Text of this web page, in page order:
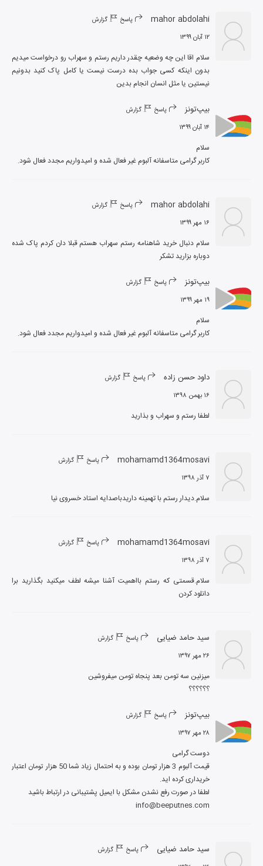
mahor abdolahi پاسخ گزارش
۱۲ آبان ۱۳۹۹
نیستین یا مثل انسان انجام بدین
بیپ‌تونز پاسخ گزارش
۱۴ آبان ۱۳۹۹
کاربر گرامی متاسفانه آلبوم غیر فعال شده و امیدواریم مجدد فعال شود.
mahor abdolahi پاسخ گزارش
۱۶ مهر ۱۳۹۹
دوباره بزارید تشکر
بیپ‌تونز پاسخ گزارش
۱۹ مهر ۱۳۹۹
کاربر گرامی متاسفانه آلبوم غیر فعال شده و امیدواریم مجدد فعال شود.
داود حسن زاده پاسخ گزارش
۱۶ بهمن ۱۳۹۸
لطفا رستم و سهراب و بذارید
mohamamd1364mosavi پاسخ گزارش
۷ آذر ۱۳۹۸
سلام.دیدار رستم با تهمینه داریدباصدایه استاد خسروی نیا
mohamamd1364mosavi پاسخ گزارش
۷ آذر ۱۳۹۸
سلام.قسمتی که رستم بااهمیت آشنا میشه لطف میکنید بگذارید برا
دانلود کردن
سید حامد ضیایی پاسخ گزارش
۲۶ مهر ۱۳۹۷
؟؟؟؟؟؟
بیپ‌تونز پاسخ گزارش
۲۸ مهر ۱۳۹۷
قیمت آلبوم 3 هزار تومان بوده و به احتمال زیاد شما 50 هزار تومان اعتبار
info@beeputnes.com
سید حامد ضیایی پاسخ گزارش